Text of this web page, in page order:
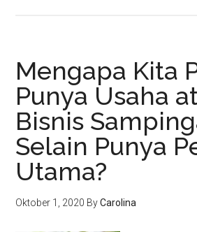
Mengapa Kita
Punya Usaha
Bisnis
Selain Punya
Utama?
Oktober 1, 2020 ByCarolina